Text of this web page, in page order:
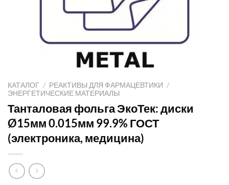
КАТАЛОГ / РЕАКТИВЫ ДЛЯ ФАРМАЦЕВТИКИ /
ЭНЕРГЕТИЧЕСКИЕ МАТЕРИАЛЫ
Танталовая фольга ЭкоТек: диски
Ø15мм 0.015мм 99.9% ГОСТ
(электроника, медицина)